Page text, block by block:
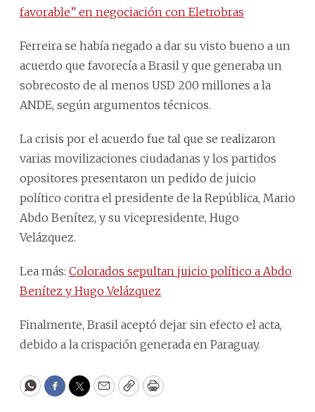
favorable” en negociación con Eletrobras
Ferreira se había negado a dar su visto bueno a un
acuerdo que favorecía a Brasil y que generaba un
sobrecosto de al menos USD 200 millones a la
ANDE, según argumentos técnicos.
La crisis por el acuerdo fue tal que se realizaron
varias movilizaciones ciudadanas y los partidos
opositores presentaron un pedido de juicio
político contra el presidente de la República, Mario
Abdo Benítez, y su vicepresidente, Hugo
Velázquez.
Lea más: Colorados sepultan juicio político a Abdo
Benítez y Hugo Velázquez
Finalmente, Brasil aceptó dejar sin efecto el acta,
debido a la crispación generada en Paraguay.
WhatsApp
Facebook
Twitter
EmailCopyPrint